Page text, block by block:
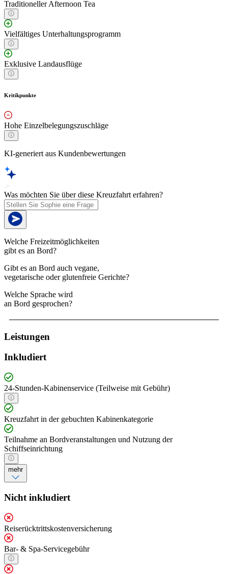
Traditioneller Afternoon Tea
Vielfältiges Unterhaltungsprogramm
Exklusive Landausflüge
Kritikpunkte
Hohe Einzelbelegungszuschläge
KI-generiert aus Kundenbewertungen
Was möchten Sie über diese Kreuzfahrt erfahren?
Welche Freizeitmöglichkeiten
gibt es an Bord?
Gibt es an Bord auch vegane,
vegetarische oder glutenfreie Gerichte?
Welche Sprache wird
an Bord gesprochen?
Leistungen
Inkludiert
24-Stunden-Kabinenservice (Teilweise mit Gebühr)
Kreuzfahrt in der gebuchten Kabinenkategorie
Teilnahme an Bordveranstaltungen und Nutzung der
Schiffseinrichtung
mehr
Nicht inkludiert
Reiserücktrittskostenversicherung
Bar- & Spa-Servicegebühr